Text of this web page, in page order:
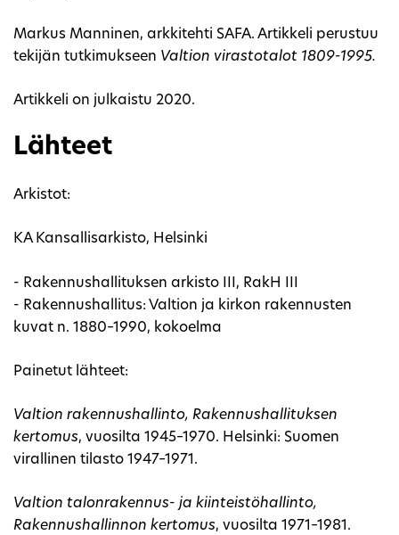
Markus Manninen, arkkitehti SAFA. Artikkeli perustuu
tekijän tutkimukseen Valtion virastotalot 1809-1995.
Artikkeli on julkaistu 2020.
Lähteet
Arkistot:
KA Kansallisarkisto, Helsinki
- Rakennushallituksen arkisto III, RakH III
- Rakennushallitus: Valtion ja kirkon rakennusten
kuvat n. 1880–1990, kokoelma
Painetut lähteet:
Valtion rakennushallinto, Rakennushallituksen
kertomus, vuosilta 1945–1970. Helsinki: Suomen
virallinen tilasto 1947–1971.
Valtion talonrakennus- ja kiinteistöhallinto,
Rakennushallinnon kertomus, vuosilta 1971–1981.